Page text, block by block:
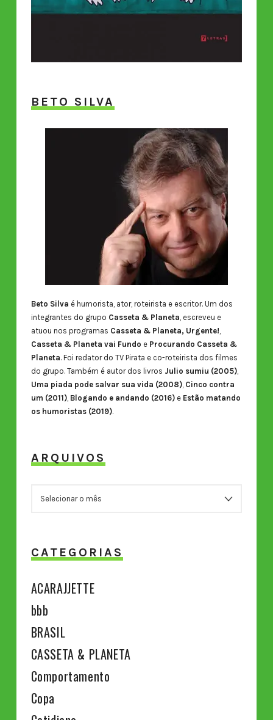
BETO SILVA
Beto Silva é humorista, ator, roteirista e escritor. Um dos
integrantes do grupo Casseta & Planeta, escreveu e
atuou nos programas Casseta & Planeta, Urgente!,
Casseta & Planeta vai Fundo e Procurando Casseta &
Planeta. Foi redator do TV Pirata e co-roteirista dos filmes
do grupo. Também é autor dos livros Julio sumiu (2005),
Uma piada pode salvar sua vida (2008), Cinco contra
um (2011), Blogando e andando (2016)e Estão matando
os humoristas (2019).
ARQUIVOS
CATEGORIAS
ACARAJJETTE
bbb
BRASIL
CASSETA & PLANETA
Comportamento
Copa